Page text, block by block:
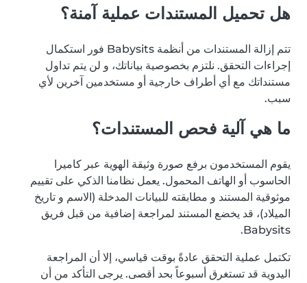
هل تحميل المستندات عملية آمنة؟
تتم إزالة المستندات من أنظمة Babysits فور استكمال
إجراءات التحقق. نلتزم بخصوصية بياناتك، و لن يتم تداول
مستنداتك مع أي أطراف خارجية أو مستخدمين آخرين لأي
سبب.
ما هي آلية فحص المستندات؟
يقوم المستخدمون برفع صورة وثيقة الهوية عبر كاميرا
الحاسوب أو الهاتف المحمول. يعمل نظامنا الذكي على تقييم
موثوقية المستند و مطابقته للبيانات المدخلة (الاسم و تاريخ
الميلاد)، قد يخضع المستند لمراجعة إضافية من قبل فريق
Babysits.
تكتمل عملية التحقق عادةً بوقت قياسي، إلا أن المراجعة
اليدوية قد تستغرق أسبوعاً بحد أقصى. يرجى التأكد من أن